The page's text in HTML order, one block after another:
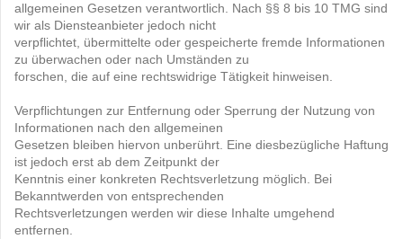
allgemeinen Gesetzen verantwortlich. Nach §§ 8 bis 10 TMG sind
wir als Diensteanbieter jedoch nicht
verpflichtet, übermittelte oder gespeicherte fremde Informationen
zu überwachen oder nach Umständen zu
forschen, die auf eine rechtswidrige Tätigkeit hinweisen.
Verpflichtungen zur Entfernung oder Sperrung der Nutzung von
Informationen nach den allgemeinen
Gesetzen bleiben hiervon unberührt. Eine diesbezügliche Haftung
ist jedoch erst ab dem Zeitpunkt der
Kenntnis einer konkreten Rechtsverletzung möglich. Bei
Bekanntwerden von entsprechenden
Rechtsverletzungen werden wir diese Inhalte umgehend
entfernen.